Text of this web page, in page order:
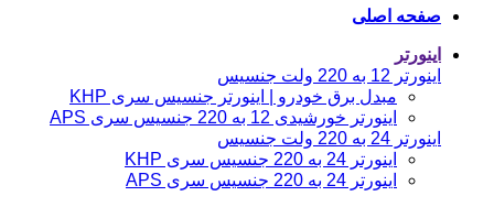
صفحه اصلی
اینورتر
اینورتر 12 به 220 ولت جنسیس
مبدل برق خودرو | اینورتر جنسیس سری KHP
اینورتر خورشیدی 12 به 220 جنسیس سری APS
اینورتر 24 به 220 ولت جنسیس
اینورتر 24 به 220 جنسیس سری KHP
اینورتر 24 به 220 جنسیس سری APS